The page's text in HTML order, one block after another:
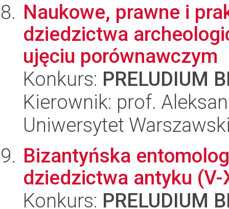
Naukowe, prawne i
dziedzictwa
ujęciu porównawczym
Konkurs: PRELUDIUM
Kierownik: prof.
Uniwersytet
Bizantyńska
dziedzictwa antyku (V-
Konkurs: PRELUDIUM